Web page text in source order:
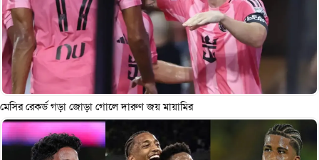
মেসির রেকর্ড গড়া জোড়া গোলে দারুণ জয় মায়ামির